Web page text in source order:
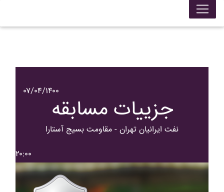
۰۷/۰۴/۱۴۰۰
جزییات مسابقه
نفت ايرانيان تهران - مقاومت بسيج آستارا
۲۰:۰۰